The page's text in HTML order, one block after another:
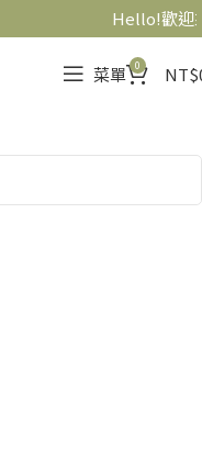
Hello!歡迎
菜單 0 NT$